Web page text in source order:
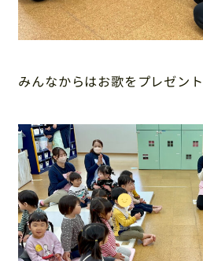
みんなからはお歌をプレゼン